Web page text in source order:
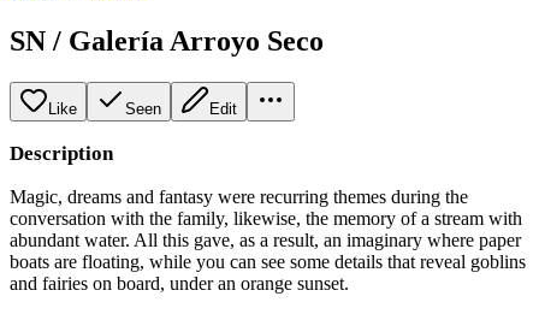
SN / Galería Arroyo Seco
Like Seen Edit
Description
Magic, dreams and fantasy were recurring themes during the
conversation with the family, likewise, the memory of a stream with
abundant water. All this gave, as a result, an imaginary where paper
boats are floating, while you can see some details that reveal goblins
and fairies on board, under an orange sunset.